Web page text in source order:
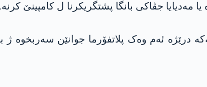
مەدیایا جڤاکی بانگا پشتگریکرنا ل کامپینێ کرنە.
ئەم وەک پلاتفۆرما جوانێن سەربخوە ژ بۆ